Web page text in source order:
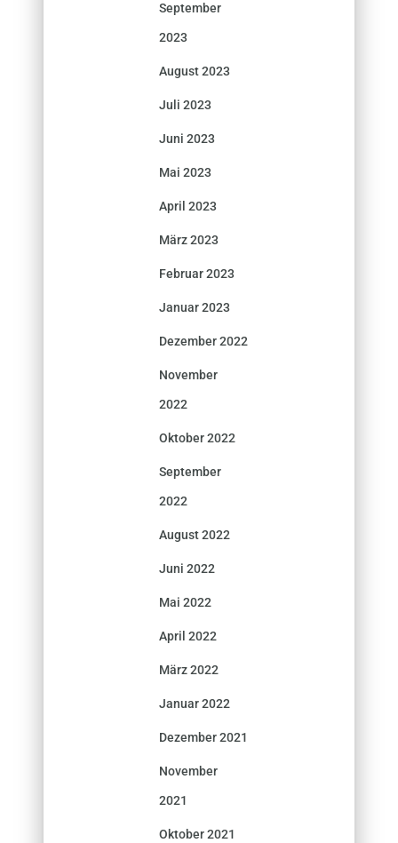
September
2023
August 2023
Juli 2023
Juni 2023
Mai 2023
April 2023
März 2023
Februar 2023
Januar 2023
Dezember 2022
November
2022
Oktober 2022
September
2022
August 2022
Juni 2022
Mai 2022
April 2022
März 2022
Januar 2022
Dezember 2021
November
2021
Oktober 2021